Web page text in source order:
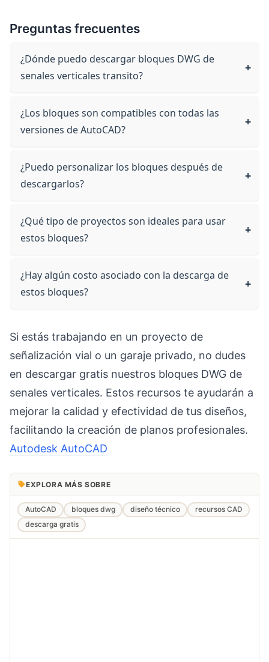
Preguntas frecuentes
¿Dónde puedo descargar bloques DWG de
senales verticales transito?
¿Los bloques son compatibles con todas las
versiones de AutoCAD?
¿Puedo personalizar los bloques después de
descargarlos?
¿Qué tipo de proyectos son ideales para usar
estos bloques?
¿Hay algún costo asociado con la descarga de
estos bloques?
Si estás trabajando en un proyecto de
señalización vial o un garaje privado, no dudes
en descargar gratis nuestros bloques DWG de
senales verticales. Estos recursos te ayudarán a
mejorar la calidad y efectividad de tus diseños,
facilitando la creación de planos profesionales.
Autodesk AutoCAD
EXPLORA MÁS SOBRE
AutoCAD bloques dwg diseño técnico
recursos CAD
descarga gratis